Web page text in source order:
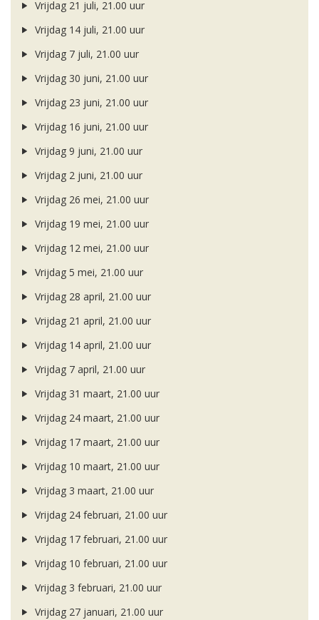
Vrijdag 21 juli, 21.00 uur
Vrijdag 14 juli, 21.00 uur
Vrijdag 7 juli, 21.00 uur
Vrijdag 30 juni, 21.00 uur
Vrijdag 23 juni, 21.00 uur
Vrijdag 16 juni, 21.00 uur
Vrijdag 9 juni, 21.00 uur
Vrijdag 2 juni, 21.00 uur
Vrijdag 26 mei, 21.00 uur
Vrijdag 19 mei, 21.00 uur
Vrijdag 12 mei, 21.00 uur
Vrijdag 5 mei, 21.00 uur
Vrijdag 28 april, 21.00 uur
Vrijdag 21 april, 21.00 uur
Vrijdag 14 april, 21.00 uur
Vrijdag 7 april, 21.00 uur
Vrijdag 31 maart, 21.00 uur
Vrijdag 24 maart, 21.00 uur
Vrijdag 17 maart, 21.00 uur
Vrijdag 10 maart, 21.00 uur
Vrijdag 3 maart, 21.00 uur
Vrijdag 24 februari, 21.00 uur
Vrijdag 17 februari, 21.00 uur
Vrijdag 10 februari, 21.00 uur
Vrijdag 3 februari, 21.00 uur
Vrijdag 27 januari, 21.00 uur